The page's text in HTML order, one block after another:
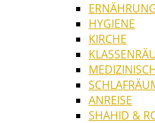
HYGIENE
KIRCHE
ANREISE
SHAHID &